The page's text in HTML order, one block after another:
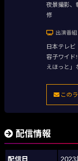
夜景撮影、
修
出演番組
日本テレビ
容子ワイド
えほっと」
この
配信情報
配信日 2023